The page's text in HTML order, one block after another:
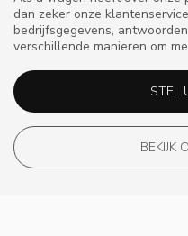
dan zeker onze
bedrijfsgegevens,
verschillende manieren om
STEL
BEKIJK